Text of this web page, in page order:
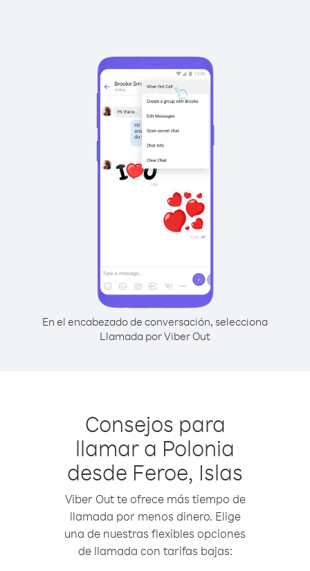
En el encabezado de conversación, selecciona
Llamada por Viber Out
Consejos para
llamar a Polonia
desde Feroe, Islas
Viber Out te ofrece más tiempo de
llamada por menos dinero. Elige
una de nuestras flexibles opciones
de llamada con tarifas bajas: